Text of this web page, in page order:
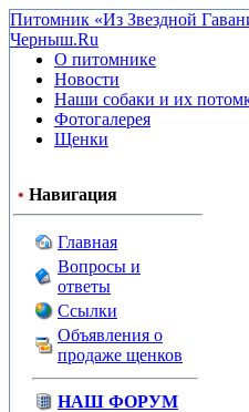
Питомник «Из Звездной
Черныш.Ru
О питомнике
Новости
Наши собаки и их
Фотогалерея
Щенки
• Навигация
Главная
Вопросы и
ответы
Ссылки
Объявления о
продаже щенков
НАШ ФОРУМ